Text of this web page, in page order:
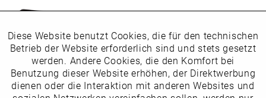
Folgen Sie uns auf Instagram
horsch_schuhe
Funktionale Aktiv
Marketing Inaktiv
Diese Website benutzt Cookies, die für den technischen
Betrieb der Website erforderlich sind und stets gesetzt
werden. Andere Cookies, die den Komfort bei
Benutzung dieser Website erhöhen, der Direktwerbung
dienen oder die Interaktion mit anderen Websites und